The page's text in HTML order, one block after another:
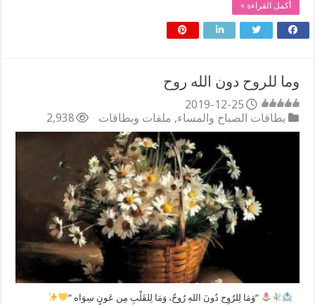
أكمل القراءة »
وما للروح دون الله روح
2019-12-25
بطاقات الصباح والمساء, ملفات وبطاقات 2,938
“وَمَا لِلرُوِح دُونَ اللهِ رُوحٌ، وَمَا لِلقَلْبِ مِن عَونٍ سِوَاه “